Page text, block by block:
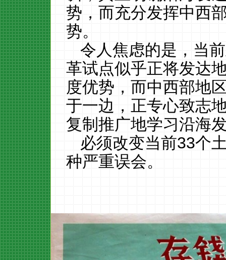
势，而充分发挥中西
势。
令人焦虑的是，当
革试点似乎正将发达
度优势，而中西部地
于一边，正专心致志
复制推广地学习沿海
必须改变当前33个
种严重误会。